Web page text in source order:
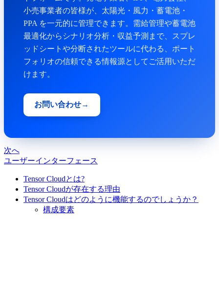
小売事業者の皆様が、太陽光・風力・蓄電池・
PPA を一元的に管理できます。需給管理や蓄電池
最適化からシナリオ分析・収益予測まで、スプレ
ッドシートや分断されたツールに代わる、ポート
フォリオの信頼できる情報源としてご活用いただ
けます。
お問い合わせ→
次へ
ユーザーインターフェース
Tensor Cloudとは?
Tensor Cloudが存在する理由
Tensor Cloudはどのように機能するのでしょうか？
構成要素